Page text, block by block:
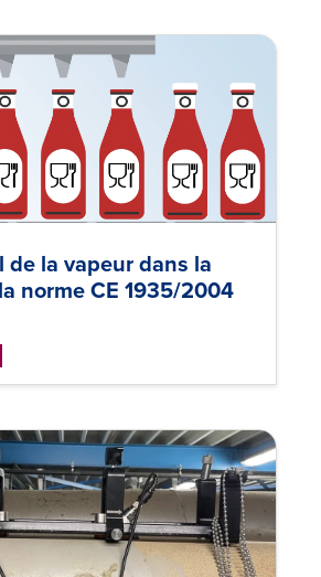
de la vapeur dans la
norme CE 1935/2004